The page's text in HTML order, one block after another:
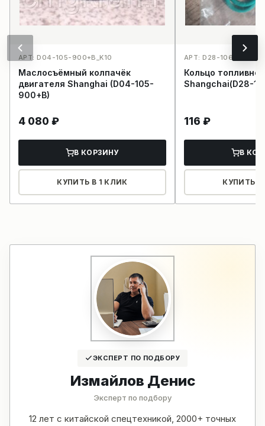
АРТ: D04-105-900+B_K10
Маслосъёмный колпачёк
двигателя Shanghai (D04-105-
900+B)
4 080 ₽
В КОРЗИНУ
КУПИТЬ В 1 КЛИК
АРТ: D28-106-
Кольцо
Shangchai(D28-
116 ₽
В
КУПИТЬ В
ЭКСПЕРТ ПО ПОДБОРУ
Измайлов Денис
Эксперт по подбору
12 лет с китайской спецтехникой, 2000+ точных